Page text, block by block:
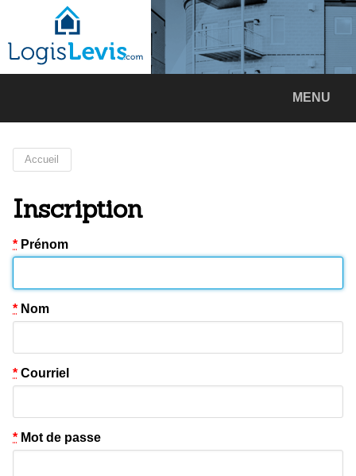
MENU
Accueil
Inscription
* Prénom
* Nom
* Courriel
* Mot de passe